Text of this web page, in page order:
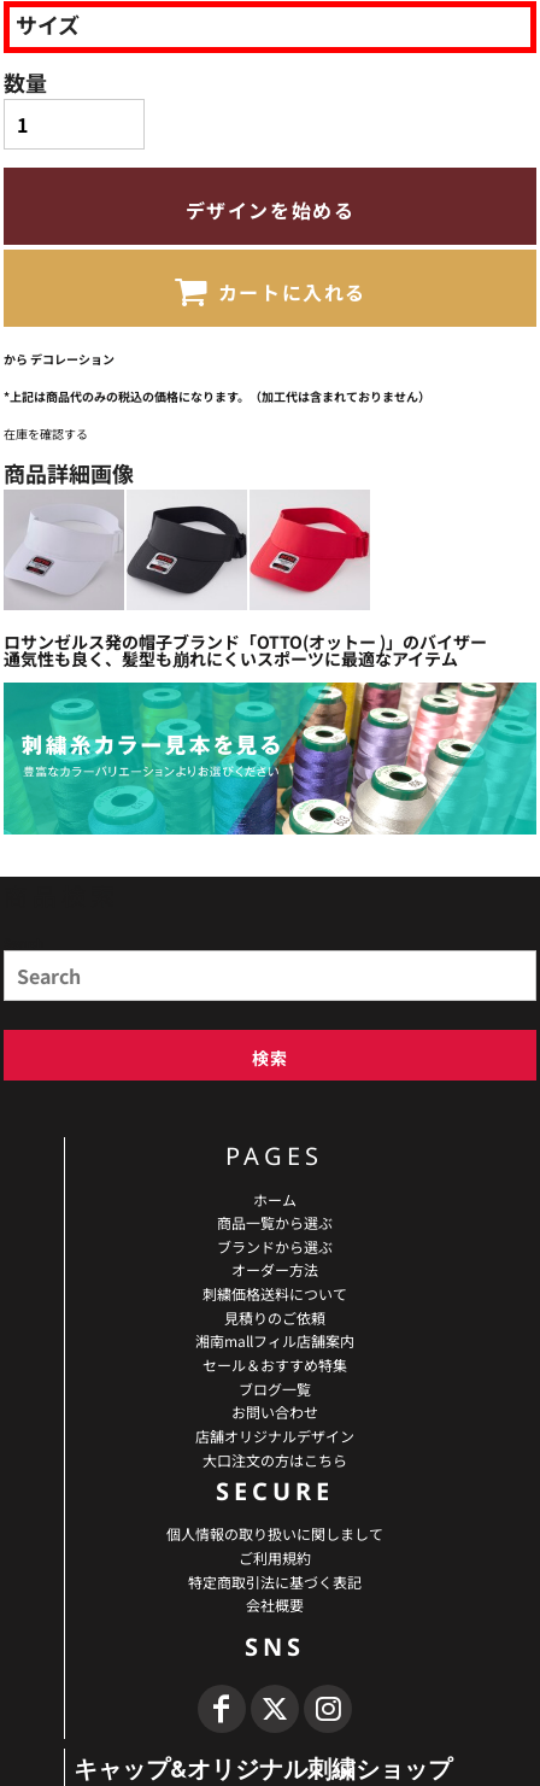
サイズ
数量
デザインを始める
カートに入れる
から デコレーション
*上記は商品代のみの税込の価格になります。（加工代は含まれておりません）
在庫を確認する
商品詳細画像
ロサンゼルス発の帽子ブランド「OTTO(オットー )」のバイザー
通気性も良く、髪型も崩れにくいスポーツに最適なアイテム
検索
PAGES
ホーム
商品一覧から選ぶ
ブランドから選ぶ
オーダー方法
刺繍価格送料について
見積りのご依頼
湘南mallフィル店舗案内
セール＆おすすめ特集
ブログ一覧
お問い合わせ
店舗オリジナルデザイン
大口注文の方はこちら
SECURE
個人情報の取り扱いに関しまして
ご利用規約
特定商取引法に基づく表記
会社概要
SNS
キャップ&オリジナル刺繍ショップ